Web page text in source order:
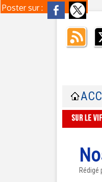
Poster sur :
Rédigé